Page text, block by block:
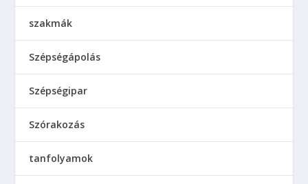
szakmák
Szépségápolás
Szépségipar
Szórakozás
tanfolyamok